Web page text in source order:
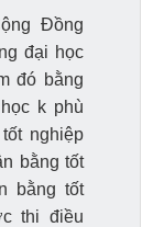
Đồng
đại học
đó bằng
k phù
nghiệp
bằng tốt
bằng tốt
thi điều